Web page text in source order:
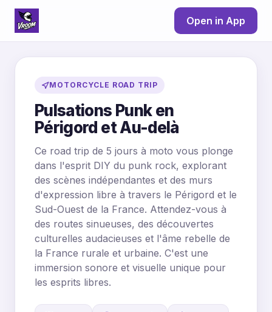
Open in App
MOTORCYCLE ROAD TRIP
Pulsations Punk en
Périgord et Au-delà
Ce road trip de 5 jours à moto vous plonge
dans l'esprit DIY du punk rock, explorant
des scènes indépendantes et des murs
d'expression libre à travers le Périgord et le
Sud-Ouest de la France. Attendez-vous à
des routes sinueuses, des découvertes
culturelles audacieuses et l'âme rebelle de
la France rurale et urbaine. C'est une
immersion sonore et visuelle unique pour
les esprits libres.